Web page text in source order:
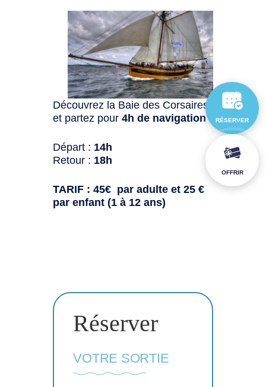
Découvrez la Baie des Corsaires
et partez pour4h de navigation:
Départ : 14h
Retour : 18h
TARIF : 45€ par adulte et 25 €
par enfant (1 à 12 ans)
Réserver
VOTRE SORTIE
RÉSERVER
OFFRIR